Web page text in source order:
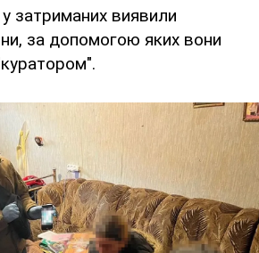
затриманих виявили
за допомогою яких вони